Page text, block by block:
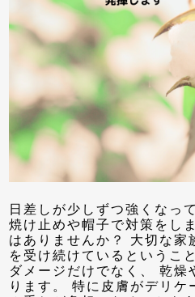
日差しが少しずつ強くなっ
焼け止めや帽子で対策をし
はありませんか？ 大切な家
を受け続けているというこ
ダメージだけでなく、 乾燥
ります。 特に皮膚がデリケ